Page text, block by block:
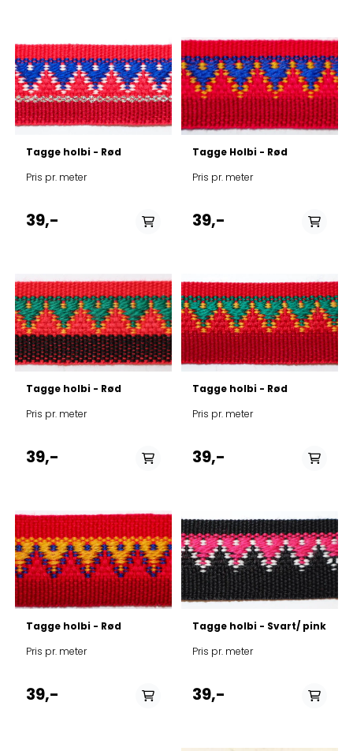
Tagge holbi - Rød
Pris pr. meter
39,-
Tagge Holbi - Rød
Pris pr. meter
39,-
Tagge holbi - Rød
Pris pr. meter
39,-
På lager
Tagge holbi - Rød
Pris pr. meter
39,-
På lager
Tagge holbi - Rød
Pris pr. meter
39,-
På lager
Tagge holbi - Svart/ pink
Pris pr. meter
39,-
På lager
På lager På lager